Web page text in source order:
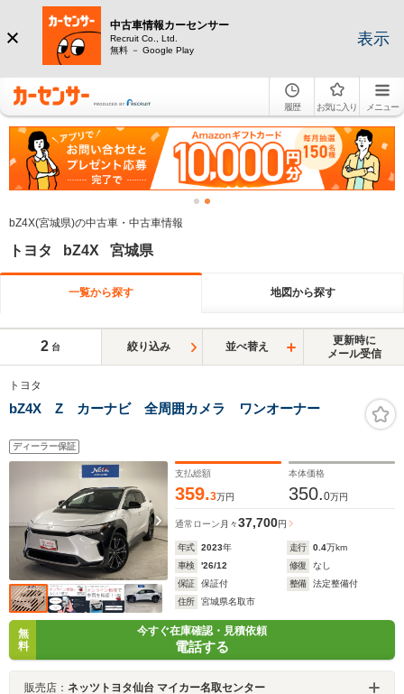
中古車情報カーセンサー
Recruit Co., Ltd.
無料 － Google Play
表示
履歴 お気に入り メニュー
bZ4X(宮城県)の中古車・中古車情報
トヨタ bZ4X 宮城県
一覧から探す 地図から探す
2 台 絞り込み 並べ替え
更新時に
メール受信
トヨタ
bZ4X Z カーナビ 全周囲カメラ ワンオーナー
ディーラー保証
支払総額
359.3万円
本体価格
350.0万円
通常ローン 月々37,700円
年式 2023年 走行 0.4万km
車検
'26/12 修復
なし
保証
保証付 整備
法定整備付
住所
宮城県名取市
無
料
今すぐ在庫確認・見積依頼
電話する
販売店： ネッツトヨタ仙台 マイカー名取センター